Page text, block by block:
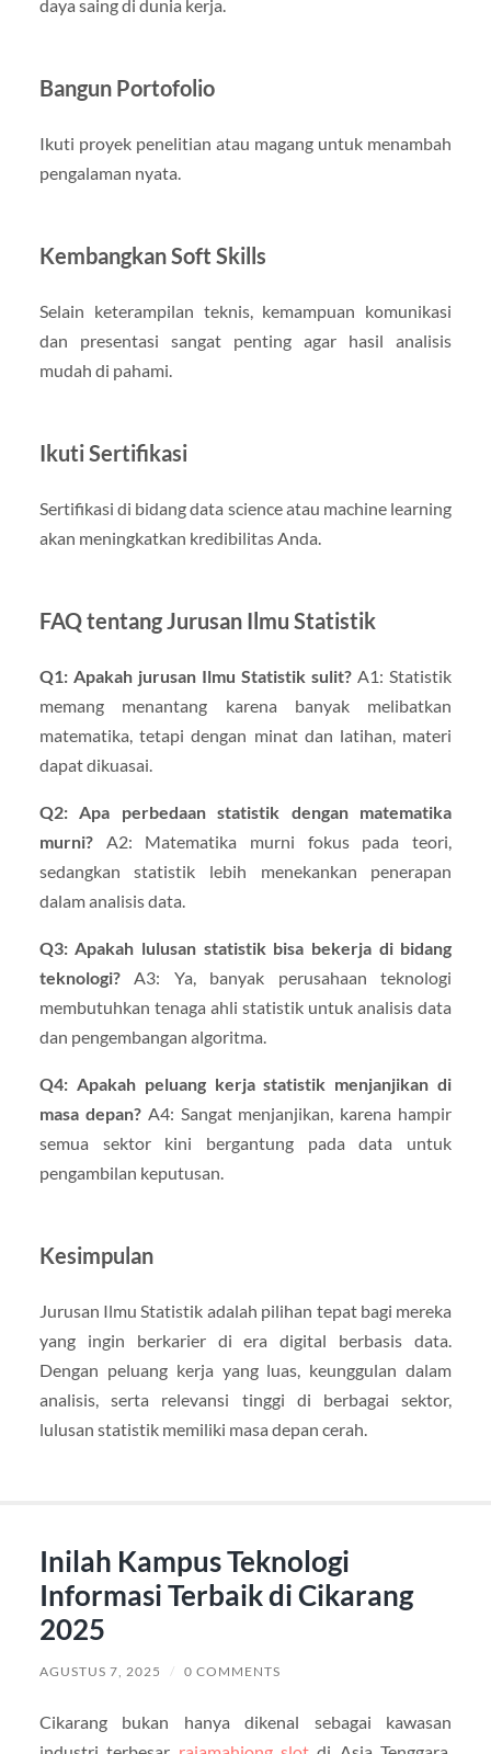
daya saing di dunia kerja.
Bangun Portofolio
Ikuti proyek penelitian atau magang untuk menambah
pengalaman nyata.
Kembangkan Soft Skills
Selain keterampilan teknis, kemampuan komunikasi
dan presentasi sangat penting agar hasil analisis
mudah di pahami.
Ikuti Sertifikasi
Sertifikasi di bidang data science atau machine learning
akan meningkatkan kredibilitas Anda.
FAQ tentang Jurusan Ilmu Statistik
Q1: Apakah jurusan Ilmu Statistik sulit? A1: Statistik
memang menantang karena banyak melibatkan
matematika, tetapi dengan minat dan latihan, materi
dapat dikuasai.
Q2: Apa perbedaan statistik dengan matematika
murni?A2: Matematika murni fokus pada teori,
sedangkan statistik lebih menekankan penerapan
dalam analisis data.
Q3: Apakah lulusan statistik bisa bekerja di bidang
teknologi?A3: Ya, banyak perusahaan teknologi
membutuhkan tenaga ahli statistik untuk analisis data
dan pengembangan algoritma.
Q4: Apakah peluang kerja statistik menjanjikan di
masa depan?A4: Sangat menjanjikan, karena hampir
semua sektor kini bergantung pada data untuk
pengambilan keputusan.
Kesimpulan
Jurusan Ilmu Statistik adalah pilihan tepat bagi mereka
yang ingin berkarier di era digital berbasis data.
Dengan peluang kerja yang luas, keunggulan dalam
analisis, serta relevansi tinggi di berbagai sektor,
lulusan statistik memiliki masa depan cerah.
Inilah Kampus Teknologi
Informasi Terbaik di Cikarang
2025
AGUSTUS 7, 2025 / 0 COMMENTS
Cikarang bukan hanya dikenal sebagai kawasan